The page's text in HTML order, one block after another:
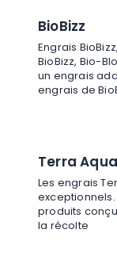
BioBizz
Engrais
BioBizz, Bio-
un engrais
engrais de
Terra
Les engrais
produits
la récolte